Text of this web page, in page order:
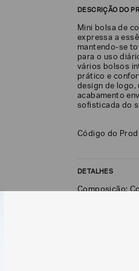
DESCRIÇÃO DO
Mini bolsa de
expressa a
mantendo-se
para o uso
vários bolsos
prático e
design de logo,
acabamento
sofisticada do
Código do
DETALHES
Composição: